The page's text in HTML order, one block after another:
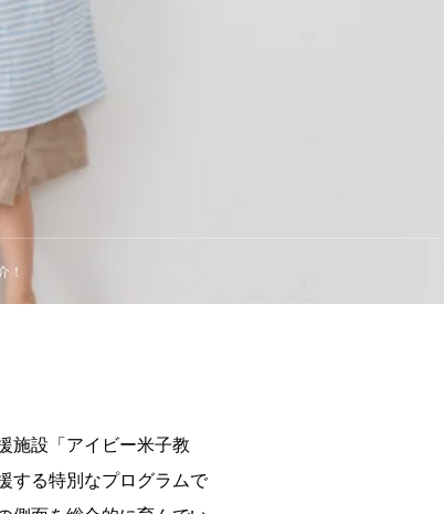
！
施設「アイビー米子教
する特別なプログラムで